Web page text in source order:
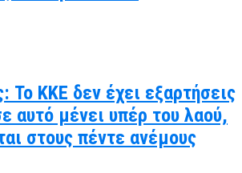
Το ΚΚΕ δεν έχει εξαρτήσεις
αυτό μένει υπέρ του λαού,
στους πέντε ανέμους